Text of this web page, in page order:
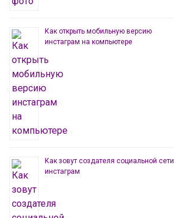
Как открыть мобильную версию
инстаграм на компьютере
Как зовут создателя социальной сети
инстаграм